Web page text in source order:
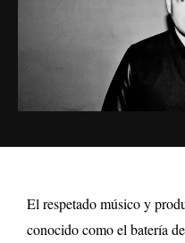
El respetado músico y
conocido como el batería